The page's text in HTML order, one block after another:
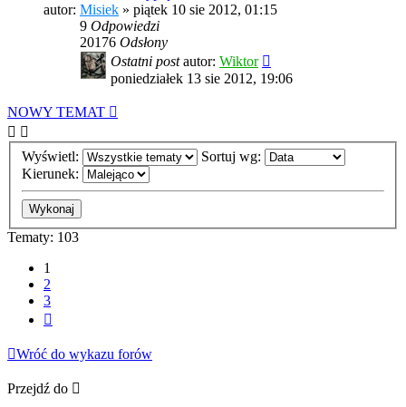
autor: Misiek » piątek 10 sie 2012, 01:15
9 Odpowiedzi
20176 Odsłony
Ostatni postautor: Wiktor
poniedziałek 13 sie 2012, 19:06
NOWY TEMAT
Wyświetl:
Sortuj wg:
Kierunek:
Tematy: 103
1
2
3
Wróć do wykazu forów
Przejdź do